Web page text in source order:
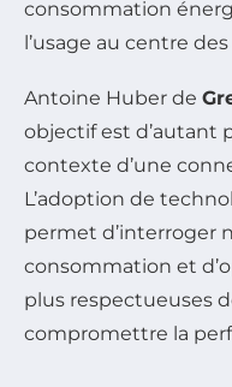
consommation
l’usage au centre
Antoine Huber de
objectif est d’autant
contexte d’une
L’adoption de
permet d’interroger
consommation et
plus respectueuses
compromettre la